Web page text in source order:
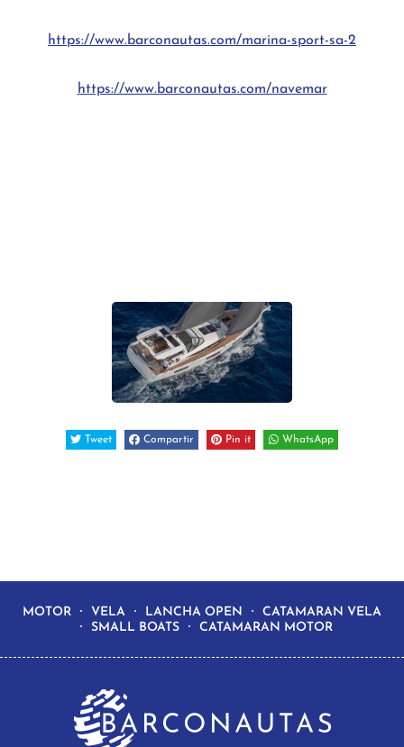
https://www.barconautas.com/marina-sport-sa-2
https://www.barconautas.com/navemar
Tweet Compartir Pin it WhatsApp
MOTOR VELA LANCHA OPEN
CATAMARAN VELA
SMALL BOATS
CATAMARAN MOTOR